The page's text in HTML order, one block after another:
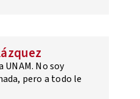
UNAM. No soy
pero a todo le